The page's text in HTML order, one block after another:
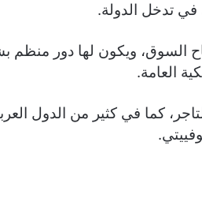
في تدخل الدولة.
السوق، ويكون لها دور منظم
العامة.
كما في كثير من الدول